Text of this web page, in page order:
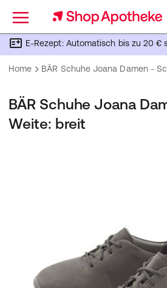
Menü
E-Rezept: Automatisch bis zu 20 €
Home BÄR Schuhe Joana Damen -
BÄR Schuhe Joana
Weite: breit